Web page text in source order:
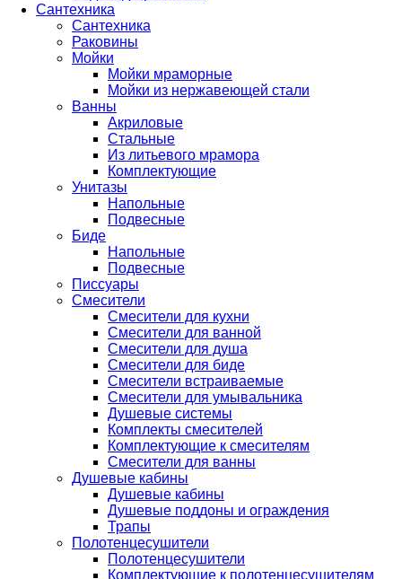
Сантехника
Сантехника
Раковины
Мойки
Мойки мраморные
Мойки из нержавеющей стали
Ванны
Акриловые
Стальные
Из литьевого мрамора
Комплектующие
Унитазы
Напольные
Подвесные
Биде
Напольные
Подвесные
Писсуары
Смесители
Смесители для кухни
Смесители для ванной
Смесители для душа
Смесители для биде
Смесители встраиваемые
Смесители для умывальника
Душевые системы
Комплекты смесителей
Комплектующие к смесителям
Смесители для ванны
Душевые кабины
Душевые кабины
Душевые поддоны и ограждения
Трапы
Полотенцесушители
Полотенцесушители
Комплектующие к полотенцесушителям